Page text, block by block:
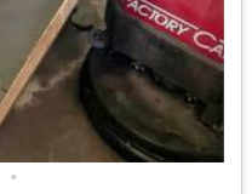
•